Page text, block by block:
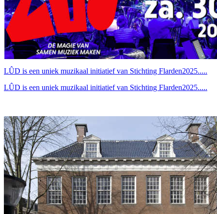
LÛD is een uniek muzikaal initiatief van Stichting Flarden2025.....
LÛD is een uniek muzikaal initiatief van Stichting Flarden2025.....